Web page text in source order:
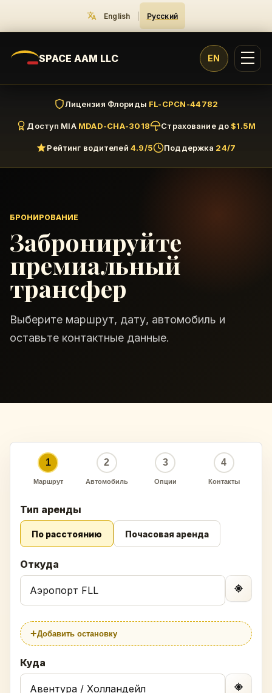
English Русский
SPACE AAM LLC EN
Лицензия Флориды FL-CPCN-44782
Доступ MIA MDAD-CHA-3018 Страхование до $1.5M
Рейтинг водителей 4.9/5 Поддержка 24/7
БРОНИРОВАНИЕ
Забронируйте
премиальный
трансфер
Выберите маршрут, дату, автомобиль и
оставьте контактные данные.
1
Маршрут
2
Автомобиль
3
Опции
4
Контакты
Тип аренды
По расстоянию Почасовая аренда
Откуда
+Добавить остановку
Куда